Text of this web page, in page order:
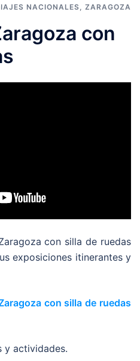
NACIONALES ZARAGOZA
con
con silla de ruedas
exposiciones itinerantes y
con silla de ruedas
y actividades.